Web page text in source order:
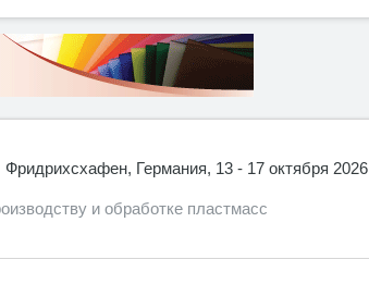
Фридрихсхафен, Германия, 13 - 17 октября 2026
и обработке пластмасс